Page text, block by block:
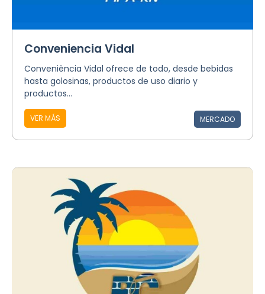
Conveniencia Vidal
Conveniência Vidal ofrece de todo, desde bebidas
hasta golosinas, productos de uso diario y
productos...
VER MÁS MERCADO